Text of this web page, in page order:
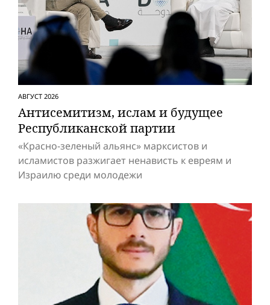
АВГУСТ 2026
Антисемитизм, ислам и будущее
Респуб­ликанской партии
«Красно-зеленый альянс» марксистов и
исламистов разжигает ненависть к евреям и
Израилю среди молодежи